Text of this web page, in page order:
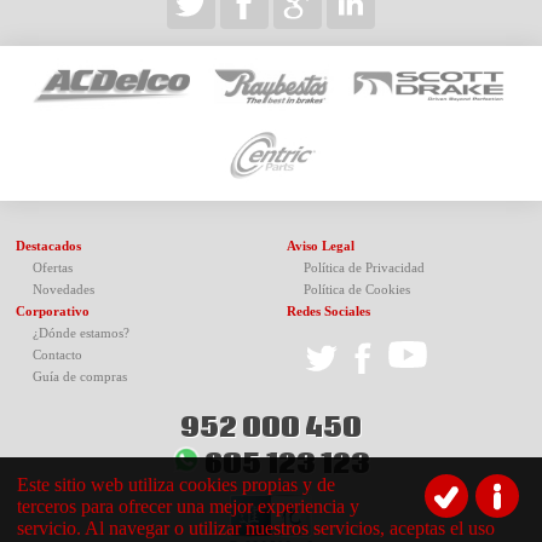
Destacados
Ofertas
Novedades
Corporativo
¿Dónde estamos?
Contacto
Guía de compras
Aviso Legal
Política de Privacidad
Política de Cookies
Redes Sociales
952 000 450
605 123 123
Este sitio web utiliza cookies propias y de
terceros para ofrecer una mejor experiencia y
servicio. Al navegar o utilizar nuestros servicios, aceptas el uso